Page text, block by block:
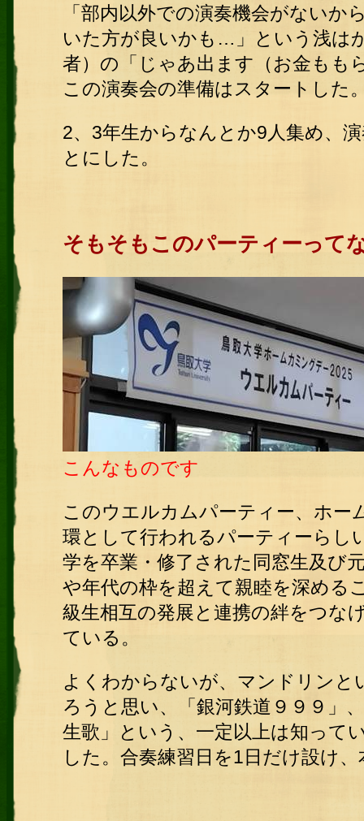
「部内以外での演奏機会がない
いた方が良いかも…」という浅は
者）の「じゃあ出ます（お金もも
この演奏会の準備はスタートした
2、3年生からなんとか9人集め、
とにした。
そもそもこのパーティーって
こんなものです
このウエルカムパーティー、ホー
環として行われるパーティーらし
学を卒業・修了された同窓生及び
や年代の枠を超えて親睦を深める
級生相互の発展と連携の絆をつな
ている。
よくわからないが、マンドリンと
ろうと思い、「銀河鉄道９９９」
生歌」という、一定以上は知って
した。合奏練習日を1日だけ設け